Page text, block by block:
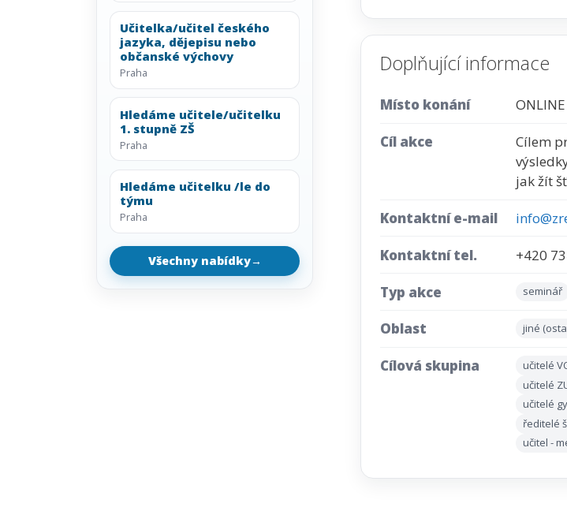
Doplňující informace
Místo konání ONLINE
Cíl akce
Cílem
jak žít
Kontaktní e-mail
Kontaktní tel. +420
Typ akce seminář
Oblast jiné
Cílová skupina učitelé
učitelé
učitelé
ředitelé
učitel -
Učitelka/učitel českého
jazyka, dějepisu nebo
občanské výchovy
Praha
Hledáme učitele/učitelku
1. stupně ZŠ
Praha
Hledáme učitelku /le do
týmu
Praha
Všechny nabídky→